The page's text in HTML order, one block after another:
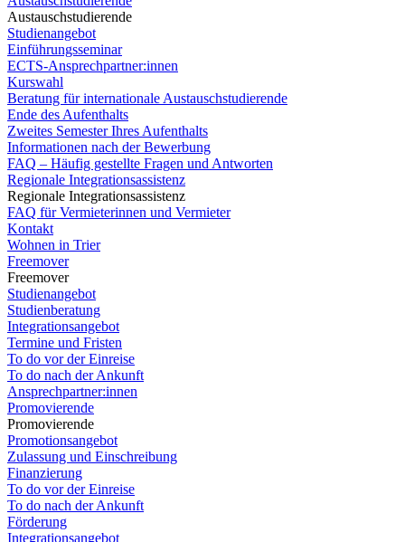
Austauschstudierende
Studienangebot
Einführungsseminar
ECTS-Ansprechpartner:innen
Kurswahl
Beratung für internationale Austauschstudierende
Ende des Aufenthalts
Zweites Semester Ihres Aufenthalts
Informationen nach der Bewerbung
FAQ – Häufig gestellte Fragen und Antworten
Regionale Integrationsassistenz
Regionale Integrationsassistenz
FAQ für Vermieterinnen und Vermieter
Kontakt
Wohnen in Trier
Freemover
Freemover
Studienangebot
Studienberatung
Integrationsangebot
Termine und Fristen
To do vor der Einreise
To do nach der Ankunft
Ansprechpartner:innen
Promovierende
Promovierende
Promotionsangebot
Zulassung und Einschreibung
Finanzierung
To do vor der Einreise
To do nach der Ankunft
Förderung
Integrationsangebot